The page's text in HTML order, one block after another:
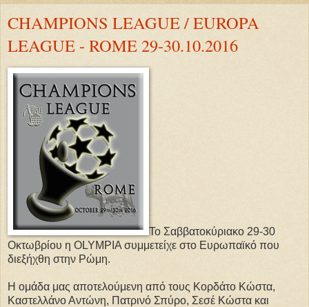
CHAMPIONS LEAGUE / EUROPA
LEAGUE - ROME 29-30.10.2016
Το Σαββατοκύριακο 29-30
Οκτωβρίου η OLYMPIA συμμετείχε στο Ευρωπαϊκό που
διεξήχθη στην Ρώμη.
Η ομάδα μας αποτελούμενη από τους Κορδάτο Κώστα,
Καστελλάνο Αντώνη, Πατρινό Σπύρο, Σεσέ Κώστα και